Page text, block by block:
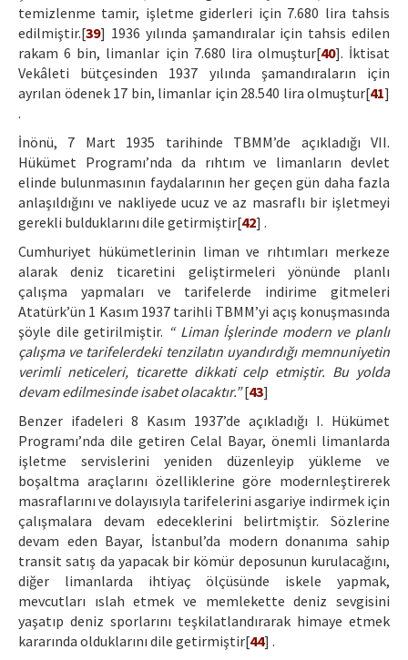
temizlenme tamir, işletme giderleri için 7.680 lira tahsis
edilmiştir.[39] 1936 yılında şamandıralar için tahsis edilen
rakam 6 bin, limanlar için 7.680 lira olmuştur[40]. İktisat
Vekâleti bütçesinden 1937 yılında şamandıraların için
ayrılan ödenek 17 bin, limanlar için 28.540 lira olmuştur[41]
.
İnönü, 7 Mart 1935 tarihinde TBMM’de açıkladığı VII.
Hükümet Programı’nda da rıhtım ve limanların devlet
elinde bulunmasının faydalarının her geçen gün daha fazla
anlaşıldığını ve nakliyede ucuz ve az masraflı bir işletmeyi
gerekli bulduklarını dile getirmiştir[42] .
Cumhuriyet hükümetlerinin liman ve rıhtımları merkeze
alarak deniz ticaretini geliştirmeleri yönünde planlı
çalışma yapmaları ve tarifelerde indirime gitmeleri
Atatürk’ün 1 Kasım 1937 tarihli TBMM’yi açış konuşmasında
şöyle dile getirilmiştir. “ Liman İşlerinde modern ve planlı
çalışma ve tarifelerdeki tenzilatın uyandırdığı memnuniyetin
verimli neticeleri, ticarette dikkati celp etmiştir. Bu yolda
devam edilmesinde isabet olacaktır.”[43]
Benzer ifadeleri 8 Kasım 1937’de açıkladığı I. Hükümet
Programı’nda dile getiren Celal Bayar, önemli limanlarda
işletme servislerini yeniden düzenleyip yükleme ve
boşaltma araçlarını özelliklerine göre modernleştirerek
masraflarını ve dolayısıyla tarifelerini asgariye indirmek için
çalışmalara devam edeceklerini belirtmiştir. Sözlerine
devam eden Bayar, İstanbul’da modern donanıma sahip
transit satış da yapacak bir kömür deposunun kurulacağını,
diğer limanlarda ihtiyaç ölçüsünde iskele yapmak,
mevcutları ıslah etmek ve memlekette deniz sevgisini
yaşatıp deniz sporlarını teşkilatlandırarak himaye etmek
kararında olduklarını dile getirmiştir[44] .